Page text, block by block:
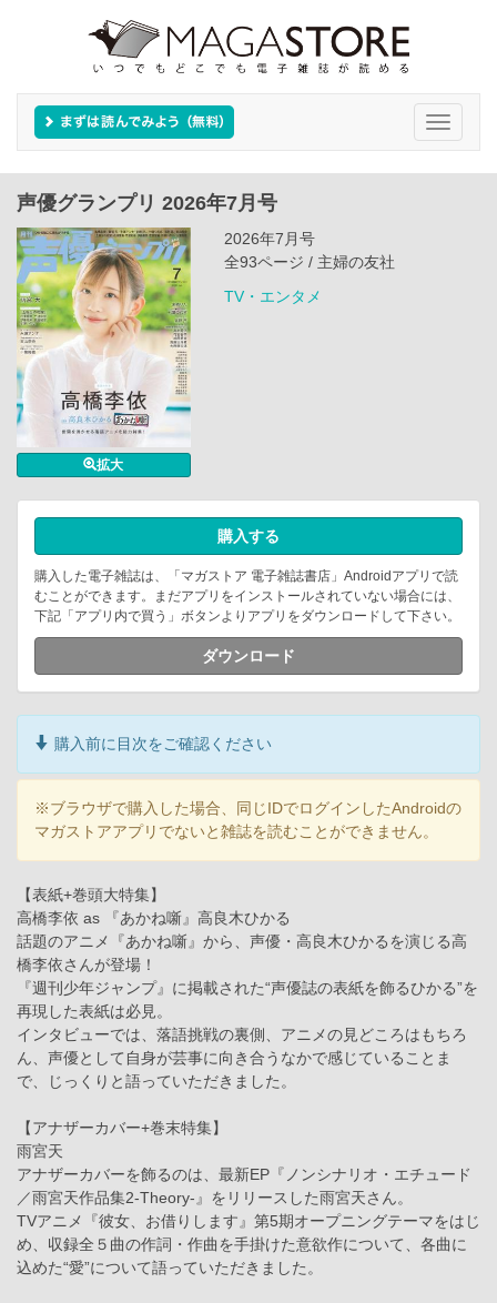
Toggle
声優グランプリ 2026年7月号
拡大
2026年7月号
全93ページ / 主婦の友社
TV・エンタメ
購入する
購入した電子雑誌は、「マガストア 電子雑誌書店」Androidアプリで読
むことができます。まだアプリをインストールされていない場合には、
下記「アプリ内で買う」ボタンよりアプリをダウンロードして下さい。
ダウンロード
購入前に目次をご確認ください
※ブラウザで購入した場合、同じIDでログインしたAndroidの
マガストアアプリでないと雑誌を読むことができません。
【表紙+巻頭大特集】
高橋李依 as 『あかね噺』高良木ひかる
話題のアニメ『あかね噺』から、声優・高良木ひかるを演じる高
橋李依さんが登場！
『週刊少年ジャンプ』に掲載された“声優誌の表紙を飾るひかる”を
再現した表紙は必見。
インタビューでは、落語挑戦の裏側、アニメの見どころはもちろ
ん、声優として自身が芸事に向き合うなかで感じていることま
で、じっくりと語っていただきました。
【アナザーカバー+巻末特集】
雨宮天
アナザーカバーを飾るのは、最新EP『ノンシナリオ・エチュード
／雨宮天作品集2-Theory-』をリリースした雨宮天さん。
TVアニメ『彼女、お借りします』第5期オープニングテーマをはじ
め、収録全５曲の作詞・作曲を手掛けた意欲作について、各曲に
込めた“愛”について語っていただきました。